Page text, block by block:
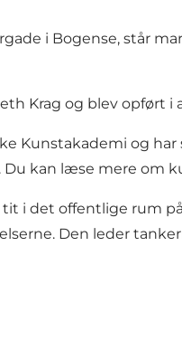
i Bogense, står
Krag og blev opført i
Kunstakademi og
Du kan læse mere om
i det offentlige rum
Den leder